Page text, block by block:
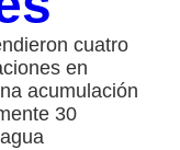
cuatro
en
acumulación
30